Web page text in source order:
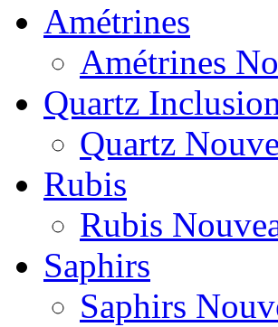
Amétrines
Amétrines
Quartz
Quartz
Rubis
Rubis
Saphirs
Saphirs